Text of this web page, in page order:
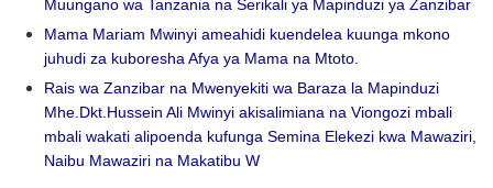
Muungano wa Tanzania na Serikali ya Mapinduzi ya Zanzibar
Mama Mariam Mwinyi ameahidi kuendelea kuunga mkono
juhudi za kuboresha Afya ya Mama na Mtoto.
Rais wa Zanzibar na Mwenyekiti wa Baraza la Mapinduzi
Mhe.Dkt.Hussein Ali Mwinyi akisalimiana na Viongozi mbali
mbali wakati alipoenda kufunga Semina Elekezi kwa Mawaziri,
Naibu Mawaziri na Makatibu W